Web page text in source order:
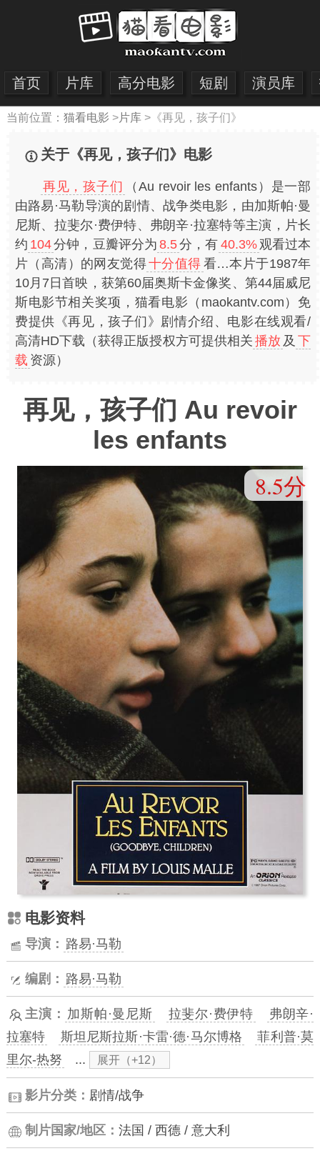
首页 片库 高分电影 短剧 演员库
当前位置： 猫看电影 >片库>《再见，孩子们》
关于《再见，孩子们》电影
再见，孩子们
（Au revoir les enfants）是一部
由路易·马勒导演的剧情、战争类电影，由加斯帕·曼
尼斯、拉斐尔·费伊特、弗朗辛·拉塞特等主演，片长
约 104分钟，豆瓣评分为 8.5分，有 40.3% 观看过本
片（高清）的网友觉得十分值得 看…本片于1987年
10月7日首映，获第60届奥斯卡金像奖、第44届威尼
斯电影节相关奖项，猫看电影（maokantv.com）免
费提供《再见，孩子们》剧情介绍、电影在线观看/
高清HD下载（获得正版授权方可提供相关 播放 及 下
载 资源）
再见，孩子们 Au revoir
les enfants
8.5分
电影资料
导演： 路易·马勒
编剧： 路易·马勒
主演： 加斯帕·曼尼斯 拉斐尔·费伊特
弗朗辛·
拉塞特
斯坦尼斯拉斯·卡雷·德·马尔博格
菲利普·莫
里尔-热努
... 展开（+12）
影片分类： 剧情/战争
制片国家/地区： 法国 / 西德 / 意大利